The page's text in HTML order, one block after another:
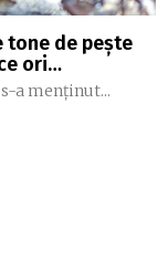
tone de peşte
ori…
a menţinut...